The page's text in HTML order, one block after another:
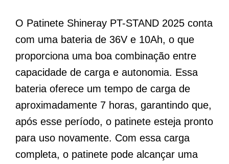
O Patinete Shineray PT-STAND 2025 conta
com uma bateria de 36V e 10Ah, o que
proporciona uma boa combinação entre
capacidade de carga e autonomia. Essa
bateria oferece um tempo de carga de
aproximadamente 7 horas, garantindo que,
após esse período, o patinete esteja pronto
para uso novamente. Com essa carga
completa, o patinete pode alcançar uma